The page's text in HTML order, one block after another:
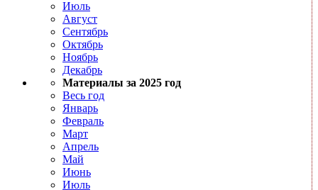
Июль
Август
Сентябрь
Октябрь
Ноябрь
Декабрь
Материалы за 2025 год
Весь год
Январь
Февраль
Март
Апрель
Май
Июнь
Июль